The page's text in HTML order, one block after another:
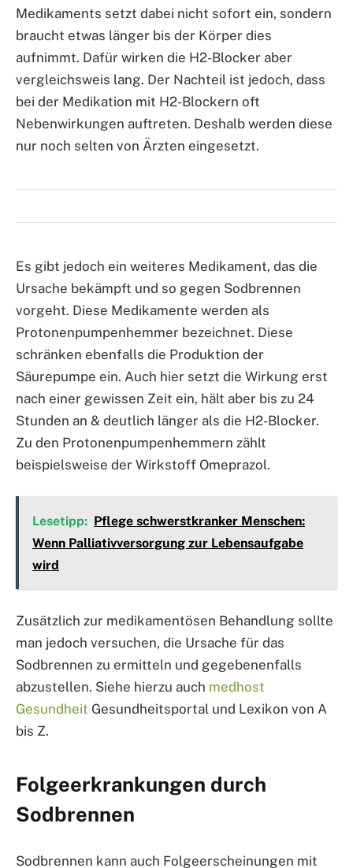
Medikaments setzt dabei nicht sofort ein, sondern
braucht etwas länger bis der Körper dies
aufnimmt. Dafür wirken die H2-Blocker aber
vergleichsweis lang. Der Nachteil ist jedoch, dass
bei der Medikation mit H2-Blockern oft
Nebenwirkungen auftreten. Deshalb werden diese
nur noch selten von Ärzten eingesetzt.
Es gibt jedoch ein weiteres Medikament, das die
Ursache bekämpft und so gegen Sodbrennen
vorgeht. Diese Medikamente werden als
Protonenpumpenhemmer bezeichnet. Diese
schränken ebenfalls die Produktion der
Säurepumpe ein. Auch hier setzt die Wirkung erst
nach einer gewissen Zeit ein, hält aber bis zu 24
Stunden an & deutlich länger als die H2-Blocker.
Zu den Protonenpumpenhemmern zählt
beispielsweise der Wirkstoff Omeprazol.
Lesetipp: Pflege schwerstkranker Menschen:
Wenn Palliativversorgung zur Lebensaufgabe
wird
Zusätzlich zur medikamentösen Behandlung sollte
man jedoch versuchen, die Ursache für das
Sodbrennen zu ermitteln und gegebenenfalls
abzustellen. Siehe hierzu auch medhost
Gesundheit Gesundheitsportal und Lexikon von A
bis Z.
Folgeerkrankungen durch
Sodbrennen
Sodbrennen kann auch Folgeerscheinungen mit